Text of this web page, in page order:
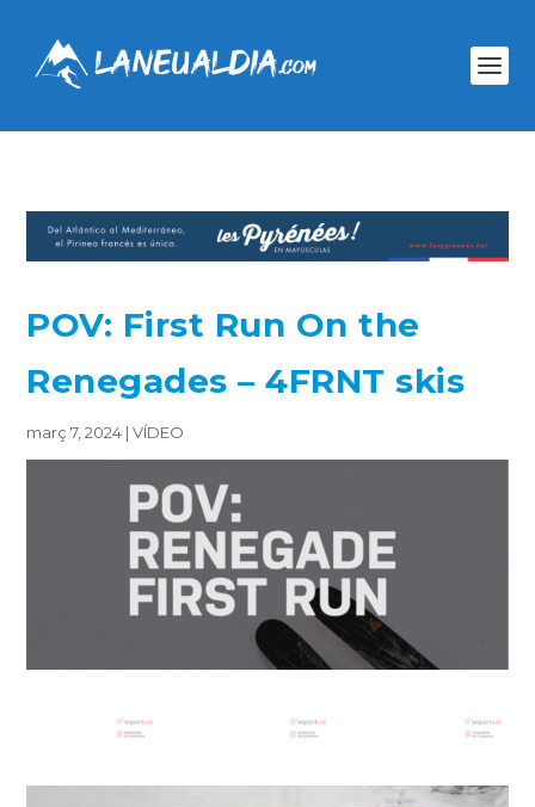
POV: First Run On the
Renegades – 4FRNT skis
març 7, 2024 |VÍDEO